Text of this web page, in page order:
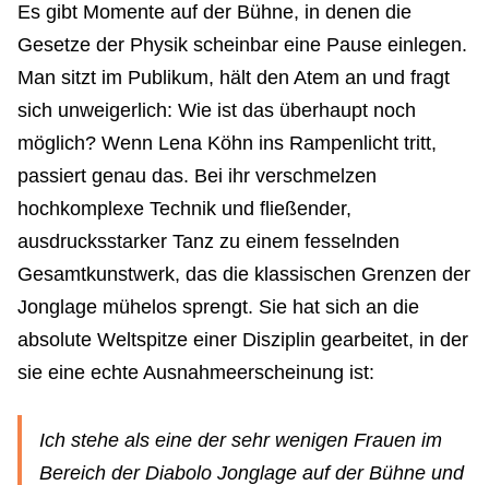
Es gibt Momente auf der Bühne, in denen die
Gesetze der Physik scheinbar eine Pause einlegen.
Man sitzt im Publikum, hält den Atem an und fragt
sich unweigerlich: Wie ist das überhaupt noch
möglich? Wenn Lena Köhn ins Rampenlicht tritt,
passiert genau das. Bei ihr verschmelzen
hochkomplexe Technik und fließender,
ausdrucksstarker Tanz zu einem fesselnden
Gesamtkunstwerk, das die klassischen Grenzen der
Jonglage mühelos sprengt. Sie hat sich an die
absolute Weltspitze einer Disziplin gearbeitet, in der
sie eine echte Ausnahmeerscheinung ist:
Ich stehe als eine der sehr wenigen Frauen im
Bereich der Diabolo Jonglage auf der Bühne und